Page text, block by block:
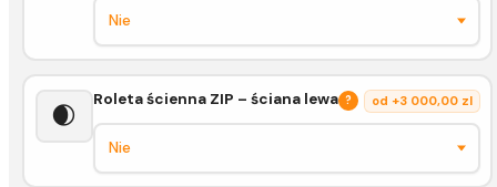
🌒
Roleta ścienna ZIP – ściana lewa ? od +3 000,00 zl